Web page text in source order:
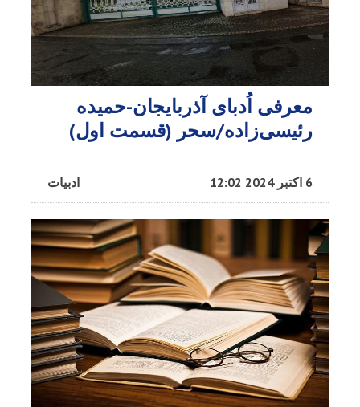
معرفی اُدبا‌ی آذربایجان-حمیده
رئیسی‌زاده/سحر (قسمت اول)
ادبیات 6 اکتبر 2024 12:02